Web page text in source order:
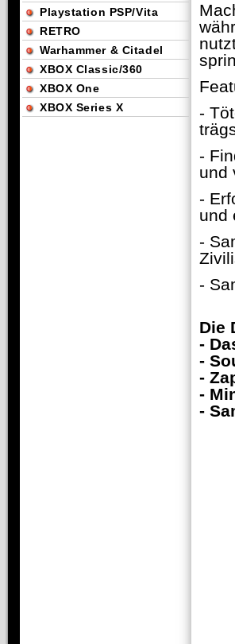
-
-
und
-
und
-
-
Die
-
-
-
-
-
Playstation PSP/Vita
RETRO
Warhammer & Citadel
XBOX Classic/360
XBOX One
XBOX Series X